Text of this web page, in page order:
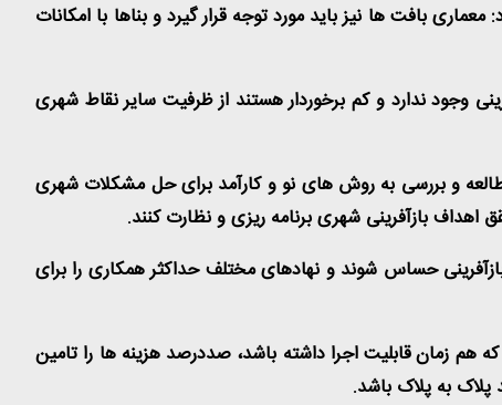
بافت ها نیز باید مورد توجه قرار گیرد و بناها با امکانات
وجود ندارد و کم برخوردار هستند از ظرفیت سایر نقاط شهری
و بررسی به روش های نو و کارآمد برای حل مشکلات شهری
اهداف بازآفرینی شهری برنامه ریزی و نظارت کنند.
حساس شوند و نهادهای مختلف حداکثر همکاری را برای
زمان قابلیت اجرا داشته باشد، صددرصد هزینه ها را تامین
به پلاک باشد.